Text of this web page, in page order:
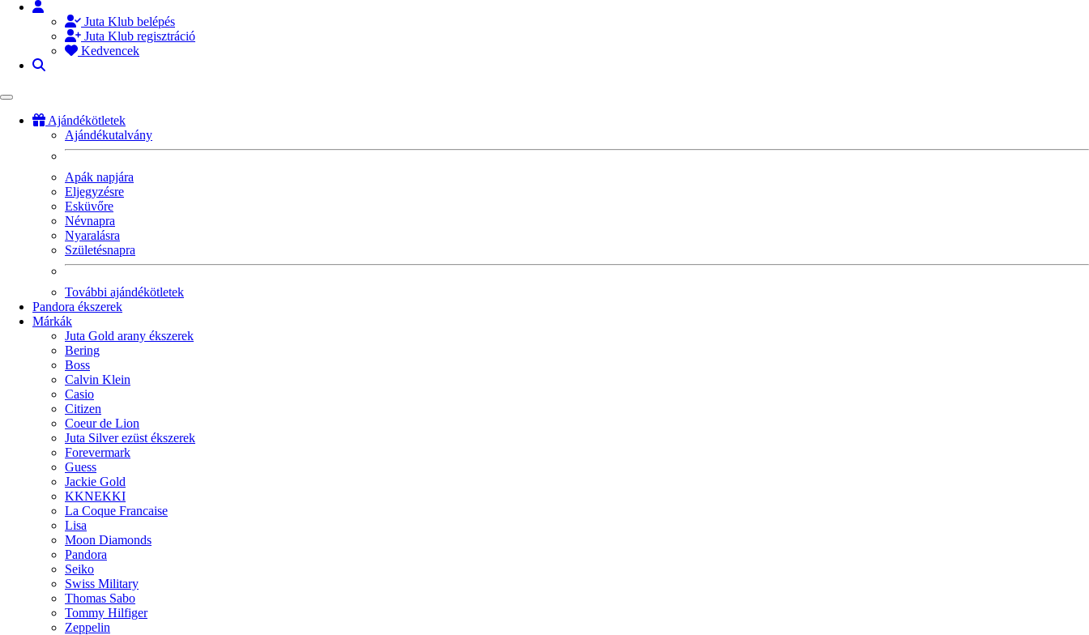
Juta Klub belépés
Juta Klub regisztráció
Kedvencek
Ajándékötletek
Ajándékutalvány
Apák napjára
Eljegyzésre
Esküvőre
Névnapra
Nyaralásra
Születésnapra
További ajándékötletek
Pandora ékszerek
Márkák
Juta Gold arany ékszerek
Bering
Boss
Calvin Klein
Casio
Citizen
Coeur de Lion
Juta Silver ezüst ékszerek
Forevermark
Guess
Jackie Gold
KKNEKKI
La Coque Francaise
Lisa
Moon Diamonds
Pandora
Seiko
Swiss Military
Thomas Sabo
Tommy Hilfiger
Zeppelin